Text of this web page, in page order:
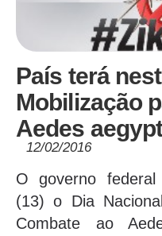
País terá
Mobilização
Aedes
12/02/2016
O governo
(13) o Dia
Combate ao